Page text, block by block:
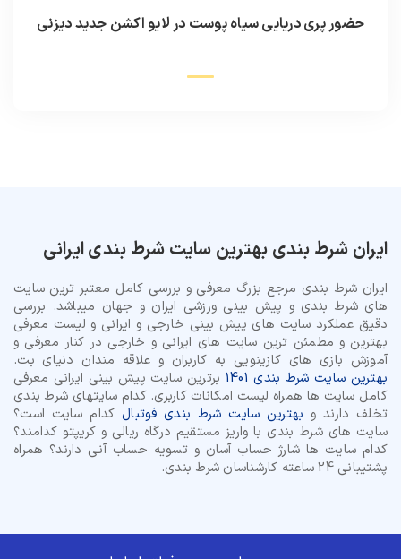
ایران شرط بندی بهترین سایت شرط بندی ایرانی
ایران شرط بندی مرجع بزرگ معرفی و بررسی کامل معتبر ترین سایت
های شرط بندی و پیش بینی ورزشی ایران و جهان میباشد. بررسی
دقیق عملکرد سایت های پیش بینی خارجی و ایرانی و لیست معرفی
بهترین و مطمئن ترین سایت های ایرانی و خارجی در کنار معرفی و
آموزش بازی های کازینویی به کاربران و علاقه مندان دنیای بت.
بهترین سایت شرط بندی 1401
برترین سایت پیش بینی ایرانی معرفی
کامل سایت ها همراه لیست امکانات کاربری. کدام سایتهای شرط بندی
تخلف دارند و بهترین سایت شرط بندی فوتبالکدام سایت است؟
سایت های شرط بندی با واریز مستقیم درگاه ریالی و کریپتو کدامند؟
کدام سایت ها شارژ حساب آسان و تسویه حساب آنی دارند؟ همراه
پشتیبانی 24 ساعته کارشناسان شرط بندی.